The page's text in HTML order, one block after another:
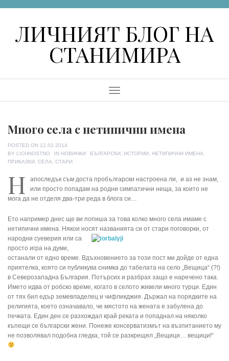
ЛИЧНИЯТ БЛОГ НА
СТАНИМИРА
Menu
Много села с нетипични имена
POSTED ON 12.02.2014
BY LICHNOSTNO IN НОВИНКИ TAGS
БЪЛГАРСКИ ИСТОРИИ НЕТИПИЧНИ ИМЕНА
ПРИКАЗКИ СЕЛА СТАРИ
Н
апоследък съм доста пробългарски настроена ли, и аз не знам,
или просто попадам на родни симпатични неща, за които не
мога да не отделя два-три реда в блога си…
Ето например днес ще ви попиша за това колко много села имаме с
нетипични имена. Някои носят названията си от стари поговорки, от
народни суеверия или са
просто игра на думи,
останали от едно време. Вдъхновението за този пост ми дойде от една
приятелка, която си публикува снимка до табелата на село „Вещица“ (?!)
в Северозападна България. Потърсих и разбрах защо е наречено така.
Името идва от робско време, когато в селото живели много турци. Един
от тях бил едър земевладелец и чифликджия. Държал на порядките на
религията, което означавало, че мястото на жената е забулена до
печката. Един ден се разхождал край реката и попаднал на няколко
къпещи се български жени. Понеже консерватизмът на възпитанието му
не позволявал подобна гледка, той се разкрещял „Вещици… вещици!“